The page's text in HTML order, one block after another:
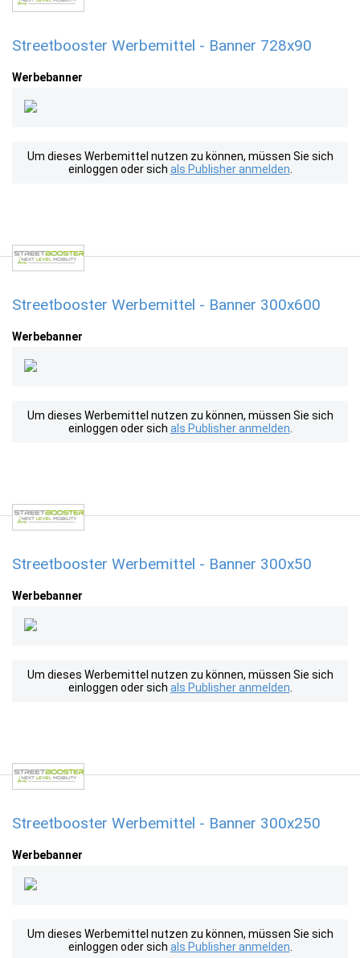
Streetbooster Werbemittel - Banner 728x90
Werbebanner
Um dieses Werbemittel nutzen zu können, müssen Sie sich
einloggen oder sich als Publisher anmelden
Streetbooster Werbemittel - Banner 300x600
Werbebanner
Um dieses Werbemittel nutzen zu können, müssen Sie sich
einloggen oder sich als Publisher anmelden
Streetbooster Werbemittel - Banner 300x50
Werbebanner
Um dieses Werbemittel nutzen zu können, müssen Sie sich
einloggen oder sich als Publisher anmelden
Streetbooster Werbemittel - Banner 300x250
Werbebanner
Um dieses Werbemittel nutzen zu können, müssen Sie sich
einloggen oder sich als Publisher anmelden